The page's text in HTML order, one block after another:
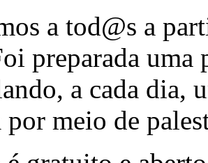
a tod@s a
preparada uma
a cada dia,
por meio de